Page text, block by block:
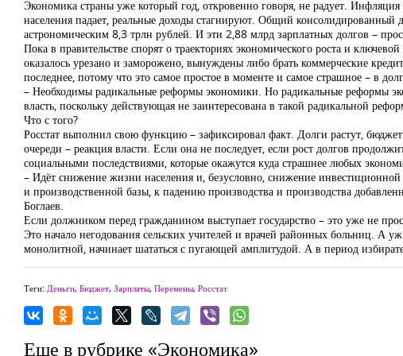
Экономика страны уже который год, откровенно говоря, не радует.
населения падает, реальные доходы стагнируют. Общий
астрономическим 8,3 трлн рублей. И эти 2,88 млрд зарплатных долгов –
Пока в правительстве спорят о траекториях экономического роста и
оказалось урезано и заморожено, вынуждены либо брать коммерческие
последнее, потому что это самое простое в моменте и самое страшное – в
– Необходимы радикальные реформы экономики. Но радикальные реформы
власть, поскольку действующая не заинтересована в такой радикальной
Что с того?
Росстат выполнил свою функцию – зафиксировал факт. Долги растут,
очереди – реакция власти. Если она не последует, если рост долгов
социальными последствиями, которые окажутся куда страшнее любых
– Идёт снижение жизни населения и, безусловно, снижение
и производственной базы, к падению производства и производства
Боглаев.
Если должником перед гражданином выступает государство – это уже не
Это начало негодования сельских учителей и врачей районных больниц. А уж
монолитной, начинает шататься с пугающей амплитудой. А в период
Теги: Деньги, Бюджет, Зарплаты, Перемены, Росстат
Еще в рубрике «Экономика»